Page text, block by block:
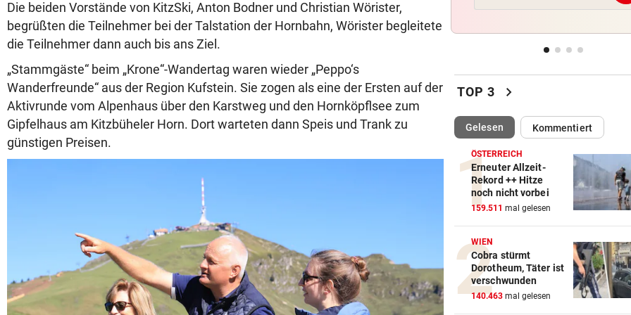
Die beiden Vorstände von KitzSki, Anton Bodner und Christian Wörister,
begrüßten die Teilnehmer bei der Talstation der Hornbahn, Wörister begleitete
die Teilnehmer dann auch bis ans Ziel.
„Stammgäste“ beim „Krone“-Wandertag waren wieder „Peppo‘s
Wanderfreunde“ aus der Region Kufstein. Sie zogen als eine der Ersten auf der
Aktivrunde vom Alpenhaus über den Karstweg und den Hornköpflsee zum
Gipfelhaus am Kitzbüheler Horn. Dort warteten dann Speis und Trank zu
günstigen Preisen.
Rapids System? „Lassen den
Drogenhandel explodiert im
Wiener Bezirk Mariahilf
KEIN ANTI-IRAN-PAKT
Diese drei Länder schlossen
Militär-Bündnis
TOUR DE FRANCE – DAMEN vor
Polin Niewiadoma
TOP 3 chevron_right
Gelesen(ausgewählt)Kommentiert
ÖSTERREICH
Erneuter Allzeit-
Rekord ++ Hitze
noch nicht vorbei
159.511 mal gelesen
WIEN
Cobra stürmt
Dorotheum, Täter ist
verschwunden
140.463 mal gelesen